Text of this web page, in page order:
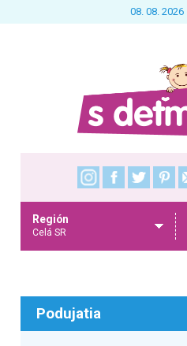
08. 08. 2026
Región
Celá SR
Podujatia